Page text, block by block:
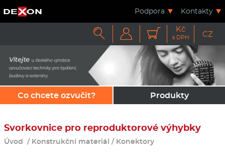
Podpora Kontakty
   Kč
s DPH CZ
Co chcete ozvučit? Produkty
Svorkovnice pro reproduktorové výhybky
Úvod / Konstrukční materiál / Konektory